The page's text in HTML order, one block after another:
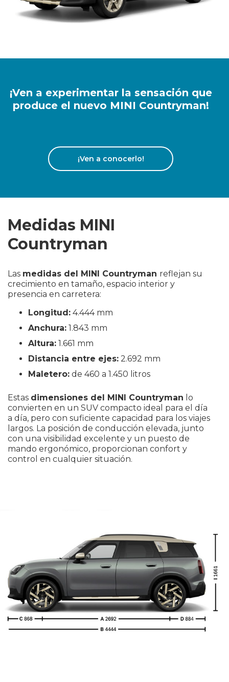
¡Ven a experimentar la sensación que
produce el nuevo MINI Countryman!
¡Ven a conocerlo!
Medidas MINI
Countryman
Las medidas del MINI Countryman reflejan su
crecimiento en tamaño, espacio interior y
presencia en carretera:
Longitud: 4.444 mm
Anchura: 1.843 mm
Altura: 1.661 mm
Distancia entre ejes: 2.692 mm
Maletero: de 460 a 1.450 litros
Estas dimensiones del MINI Countryman lo
convierten en un SUV compacto ideal para el día
a día, pero con suficiente capacidad para los viajes
largos. La posición de conducción elevada, junto
con una visibilidad excelente y un puesto de
mando ergonómico, proporcionan confort y
control en cualquier situación.